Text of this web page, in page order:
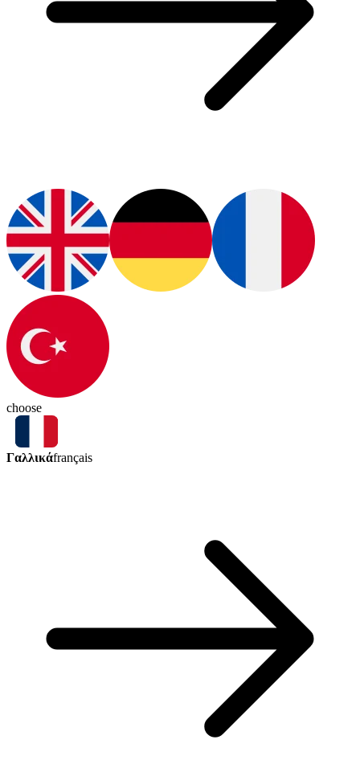
choose
Γαλλικάfrançais